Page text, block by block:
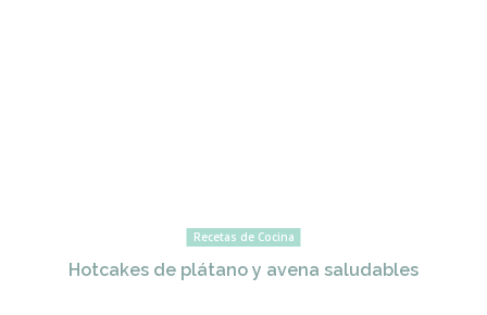
Recetas de Cocina
Hotcakes de plátano y avena saludables